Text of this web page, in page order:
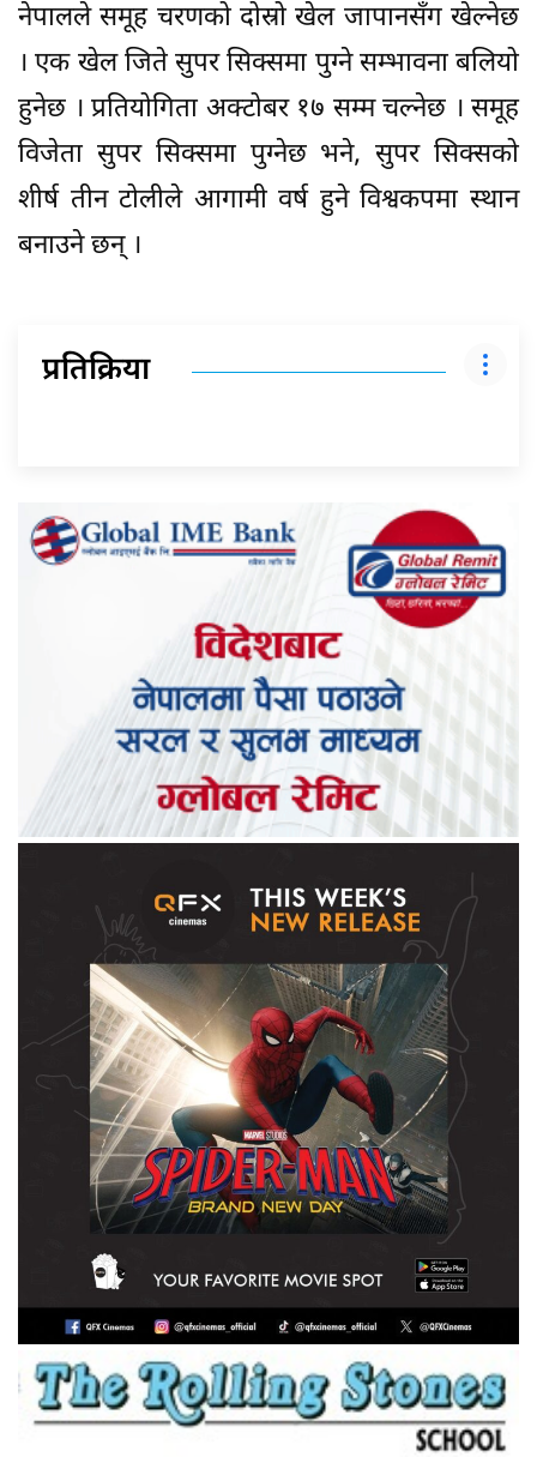
नेपालले समूह चरणको दोस्रो खेल जापानसँग खेल्नेछ
। एक खेल जिते सुपर सिक्समा पुग्ने सम्भावना बलियो
हुनेछ । प्रतियोगिता अक्टोबर १७ सम्म चल्नेछ । समूह
विजेता सुपर सिक्समा पुग्नेछ भने, सुपर सिक्सको
शीर्ष तीन टोलीले आगामी वर्ष हुने विश्वकपमा स्थान
बनाउने छन् ।
प्रतिक्रिया